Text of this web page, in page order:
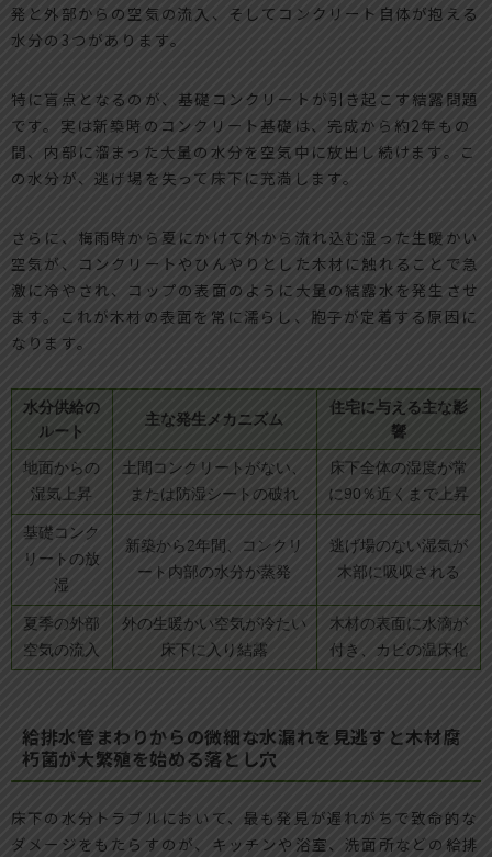
発と外部からの空気の流入、そしてコンクリート自体が抱える
水分の3つがあります。
特に盲点となるのが、基礎コンクリートが引き起こす結露問題
です。実は新築時のコンクリート基礎は、完成から約2年もの
間、内部に溜まった大量の水分を空気中に放出し続けます。こ
の水分が、逃げ場を失って床下に充満します。
さらに、梅雨時から夏にかけて外から流れ込む湿った生暖かい
空気が、コンクリートやひんやりとした木材に触れることで急
激に冷やされ、コップの表面のように大量の結露水を発生させ
ます。これが木材の表面を常に濡らし、胞子が定着する原因に
なります。
水分供給の
ルート
主な発生メカニズム
住宅に与える主な影
響
地面からの
湿気上昇
土間コンクリートがない、
または防湿シートの破れ
床下全体の湿度が常
に90％近くまで上昇
基礎コンク
リートの放
湿
新築から2年間、コンクリ
ート内部の水分が蒸発
逃げ場のない湿気が
木部に吸収される
夏季の外部
空気の流入
外の生暖かい空気が冷たい
床下に入り結露
木材の表面に水滴が
付き、カビの温床化
給排水管まわりからの微細な水漏れを見逃すと木材腐
朽菌が大繁殖を始める落とし穴
床下の水分トラブルにおいて、最も発見が遅れがちで致命的な
ダメージをもたらすのが、キッチンや浴室、洗面所などの給排